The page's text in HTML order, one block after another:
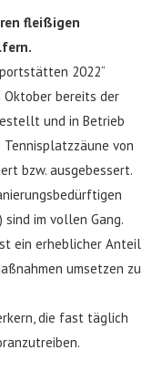
fleißigen
2022“
Oktober bereits der
und in Betrieb
Tennisplatzzäune von
bzw. ausgebessert.
im vollen Gang.
ein erheblicher Anteil
umsetzen zu
die fast täglich